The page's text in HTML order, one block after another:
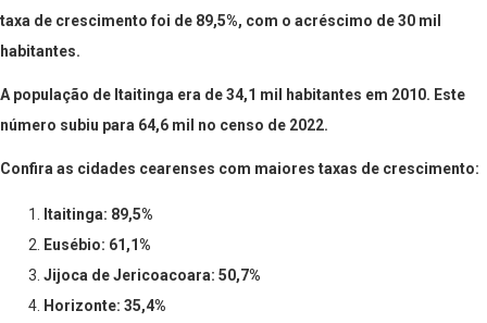
taxa de crescimento foi de 89,5%, com o acréscimo de 30 mil
habitantes.
A população de Itaitinga era de 34,1 mil habitantes em 2010. Este
número subiu para 64,6 mil no censo de 2022.
Confira as cidades cearenses com maiores taxas de crescimento:
Itaitinga: 89,5%
Eusébio: 61,1%
Jijoca de Jericoacoara: 50,7%
Horizonte: 35,4%